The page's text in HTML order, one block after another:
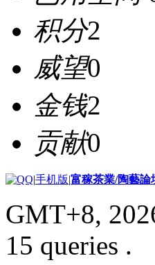
积分2
威望0
金钱2
贡献0
|手机版|富稼茶業/陶藝論
GMT+8,
15 queries .